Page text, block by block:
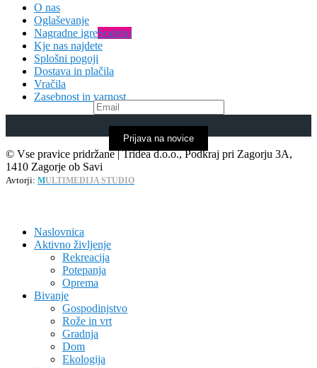
O nas
Oglaševanje
Nagradne igreSodeluj
Kje nas najdete
Splošni pogoji
Dostava in plačila
Vračila
Zasebnost in varnost
Prijava na novice
© Vse pravice pridržane | Tridea d.o.o., Podkraj pri Zagorju 3A,
1410 Zagorje ob Savi
Avtorji: MULTIMEDIJA STUDIO
Naslovnica
Aktivno življenje
Rekreacija
Potepanja
Oprema
Bivanje
Gospodinjstvo
Rože in vrt
Gradnja
Dom
Ekologija